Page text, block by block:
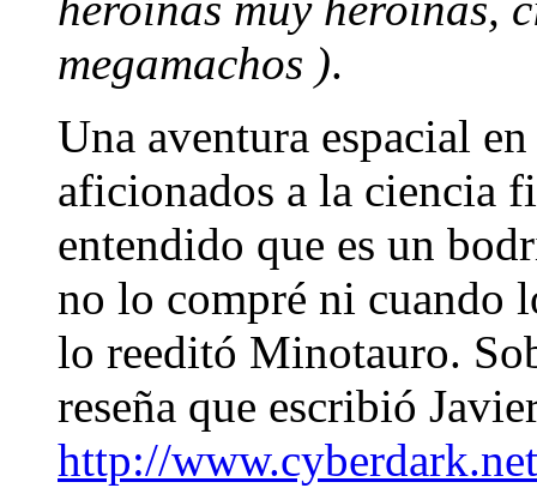
megamachos ).
Una aventura espacial
aficionados a la ciencia
entendido que es un
no lo compré ni cuando
lo reeditó Minotauro.
reseña que escribió
http://